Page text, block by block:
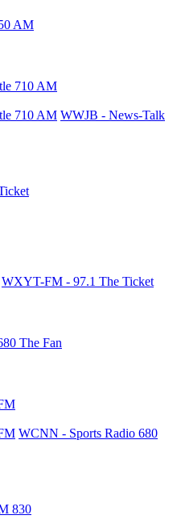
AM
710 AM
710 AM WWJB - News-Talk
WXYT-FM - 97.1 The Ticket
The Fan
WCNN - Sports Radio 680
830